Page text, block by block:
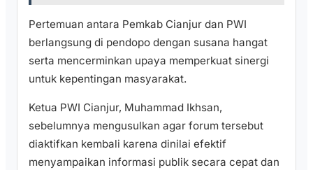
Pertemuan antara Pemkab Cianjur dan PWI
berlangsung di pendopo dengan susana hangat
serta mencerminkan upaya memperkuat sinergi
untuk kepentingan masyarakat.
Ketua PWI Cianjur, Muhammad Ikhsan,
sebelumnya mengusulkan agar forum tersebut
diaktifkan kembali karena dinilai efektif
menyampaikan informasi publik secara cepat dan